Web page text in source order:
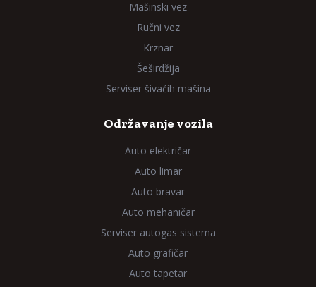
Mašinski vez
Ručni vez
Krznar
Šeširdžija
Serviser šivaćih mašina
Održavanje vozila
Auto električar
Auto limar
Auto bravar
Auto mehaničar
Serviser autogas sistema
Auto grafičar
Auto tapetar